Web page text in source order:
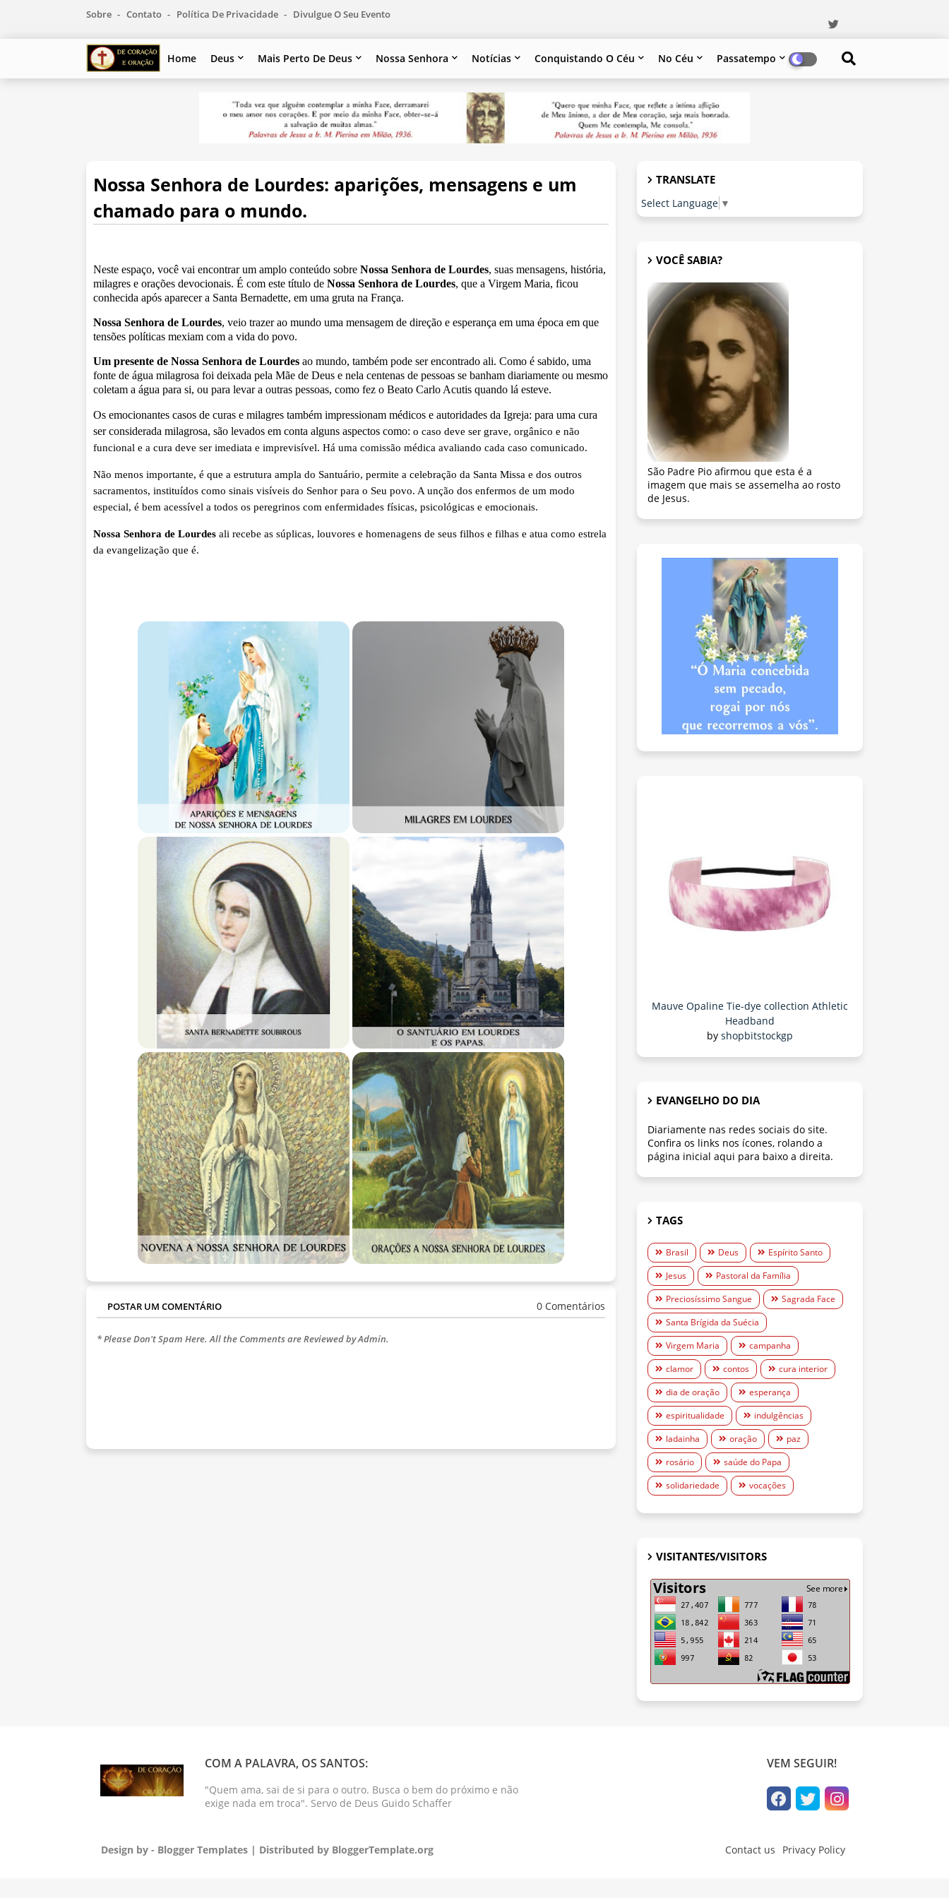
Sobre Contato Política De Privacidade Divulgue O Seu Evento
Home Deus Mais Perto De Deus Nossa Senhora Notícias Conquistando O Céu No Céu Passatempo
Nossa Senhora de Lourdes: aparições, mensagens e um
chamado para o mundo.
Neste espaço, você vai encontrar um amplo conteúdo sobre Nossa Senhora de Lourdes, suas mensagens, história,
milagres e orações devocionais. É com este título de Nossa Senhora de Lourdes, que a Virgem Maria, ficou
conhecida após aparecer a Santa Bernadette, em uma gruta na França.
Nossa Senhora de Lourdes, veio trazer ao mundo uma mensagem de direção e esperança em uma época em que
tensões políticas mexiam com a vida do povo.
Um presente de Nossa Senhora de Lourdes ao mundo, também pode ser encontrado ali. Como é sabido, uma
fonte de água milagrosa foi deixada pela Mãe de Deus e nela centenas de pessoas se banham diariamente ou mesmo
coletam a água para si, ou para levar a outras pessoas, como fez o Beato Carlo Acutis quando lá esteve.
Os emocionantes casos de curas e milagres também impressionam médicos e autoridades da Igreja: para uma cura
ser considerada milagrosa, são levados em conta alguns aspectos como: o caso deve ser grave, orgânico e não
funcional e a cura deve ser imediata e imprevisível. Há uma comissão médica avaliando cada caso comunicado.
Não menos importante, é que a estrutura ampla do Santuário, permite a celebração da Santa Missa e dos outros
sacramentos, instituídos como sinais visíveis do Senhor para o Seu povo. A unção dos enfermos de um modo
especial, é bem acessível a todos os peregrinos com enfermidades físicas, psicológicas e emocionais.
Nossa Senhora de Lourdes ali recebe as súplicas, louvores e homenagens de seus filhos e filhas e atua como estrela
da evangelização que é.
POSTAR UM COMENTÁRIO 0 Comentários
* Please Don't Spam Here. All the Comments are Reviewed by Admin.
TRANSLATE
Select Language ▼
VOCÊ SABIA?
São Padre Pio afirmou que esta é a
imagem que mais se assemelha ao rosto
de Jesus.
Mauve Opaline Tie-dye collection Athletic
Headband
by shopbitstockgp
EVANGELHO DO DIA
Diariamente nas redes sociais do site.
Confira os links nos ícones, rolando a
página inicial aqui para baixo a direita.
TAGS
Brasil Deus
Espírito Santo
Jesus
Pastoral da Família
Preciosíssimo Sangue
Sagrada Face
Santa Brígida da Suécia
Virgem Maria
campanha
clamor
contos
cura interior
dia de oração
esperança
espiritualidade
indulgências
ladainha
oração
paz
rosário
saúde do Papa
solidariedade
vocações
VISITANTES/VISITORS
COM A PALAVRA, OS SANTOS:
"Quem ama, sai de si para o outro. Busca o bem do próximo e não
exige nada em troca". Servo de Deus Guido Schaffer
VEM SEGUIR!
Contact us Privacy Policy
Design by - Blogger Templates | Distributed by BloggerTemplate.org